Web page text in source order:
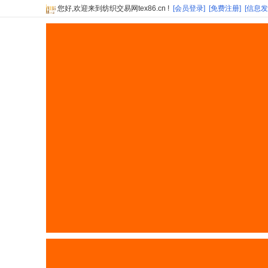
您好,欢迎来到纺织交易网tex86.cn ! [会员登录] [免费注册] [信息